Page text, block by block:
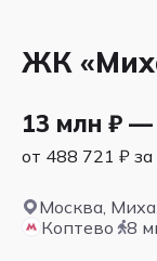
ЖК
13 млн ₽ —
от 488 721 ₽ за
Москва,
Коптево
8